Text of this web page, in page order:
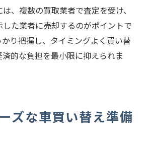
、複数の買取業者で査定を受け、
た業者に売却するのがポイントで
り把握し、タイミングよく買い替
的な負担を最小限に抑えられま
ズな車買い替え準備